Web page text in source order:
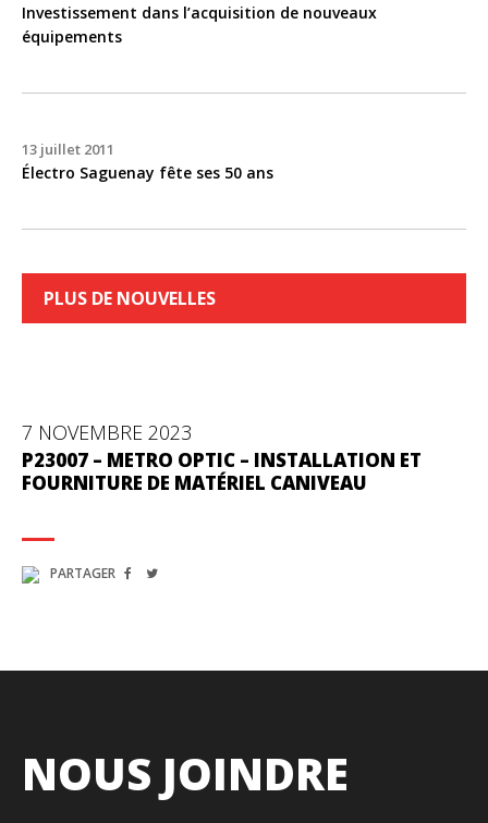
Investissement dans l’acquisition de nouveaux
équipements
13 juillet 2011
Électro Saguenay fête ses 50 ans
PLUS DE NOUVELLES
7 NOVEMBRE 2023
P23007 – METRO OPTIC – INSTALLATION ET
FOURNITURE DE MATÉRIEL CANIVEAU
PARTAGER
NOUS JOINDRE